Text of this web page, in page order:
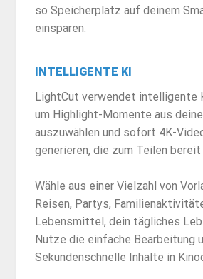
so Speicherplatz auf deinem
einsparen.
INTELLIGENTE KI
LightCut verwendet intelligente
um Highlight-Momente aus
auszuwählen und sofort 4K-
generieren, die zum Teilen bereit
Wähle aus einer Vielzahl von
Reisen, Partys,
Lebensmittel, dein tägliches
Nutze die einfache Bearbeitung
Sekundenschnelle Inhalte in